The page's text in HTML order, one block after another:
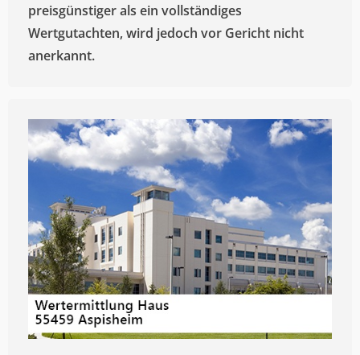
preisgünstiger als ein vollständiges
Wertgutachten, wird jedoch vor Gericht nicht
anerkannt.